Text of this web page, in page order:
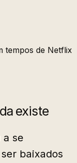
existe
se
baixados